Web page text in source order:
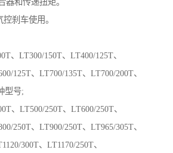
器和传递扭矩。
刹车使用。
、LT300/150T、LT400/125T、
125T、LT700/135T、LT700/200T、
型号;
、LT500/250T、LT600/250T、
250T、LT900/250T、LT965/305T、
300T、LT1170/250T、